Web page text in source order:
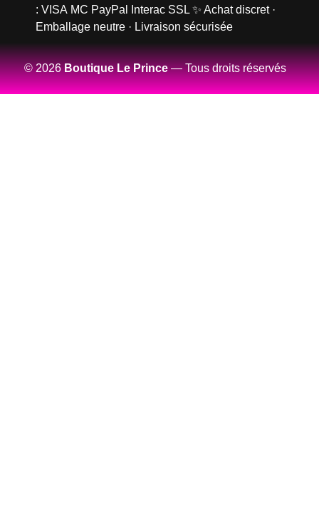
: VISA MC PayPal Interac SSL✨ Achat discret ·
Emballage neutre · Livraison sécurisée
© 2026Boutique Le Prince— Tous droits réservés